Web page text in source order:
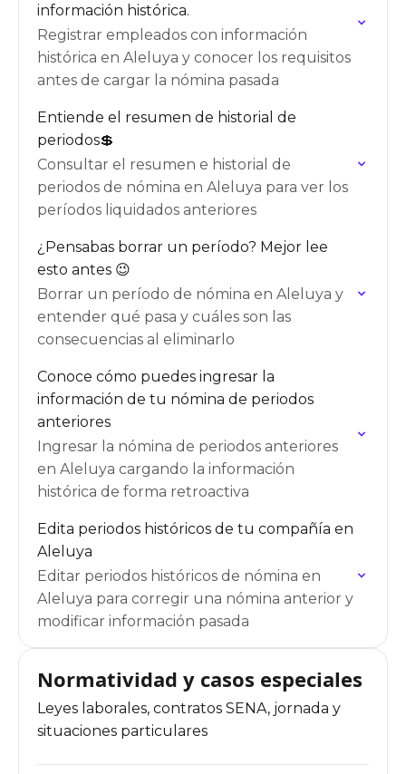
información histórica.
Registrar empleados con información
histórica en Aleluya y conocer los requisitos
antes de cargar la nómina pasada
Entiende el resumen de historial de
periodos💲
Consultar el resumen e historial de
periodos de nómina en Aleluya para ver los
períodos liquidados anteriores
¿Pensabas borrar un período? Mejor lee
esto antes 😉
Borrar un período de nómina en Aleluya y
entender qué pasa y cuáles son las
consecuencias al eliminarlo
Conoce cómo puedes ingresar la
información de tu nómina de periodos
anteriores
Ingresar la nómina de periodos anteriores
en Aleluya cargando la información
histórica de forma retroactiva
Edita periodos históricos de tu compañía en
Aleluya
Editar periodos históricos de nómina en
Aleluya para corregir una nómina anterior y
modificar información pasada
Normatividad y casos especiales
Leyes laborales, contratos SENA, jornada y
situaciones particulares